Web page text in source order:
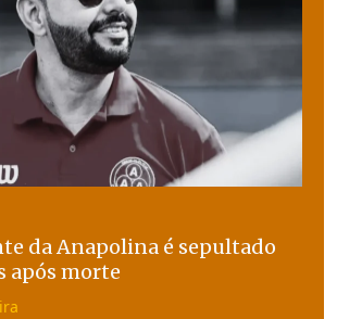
da Anapolina é sepultado
após morte